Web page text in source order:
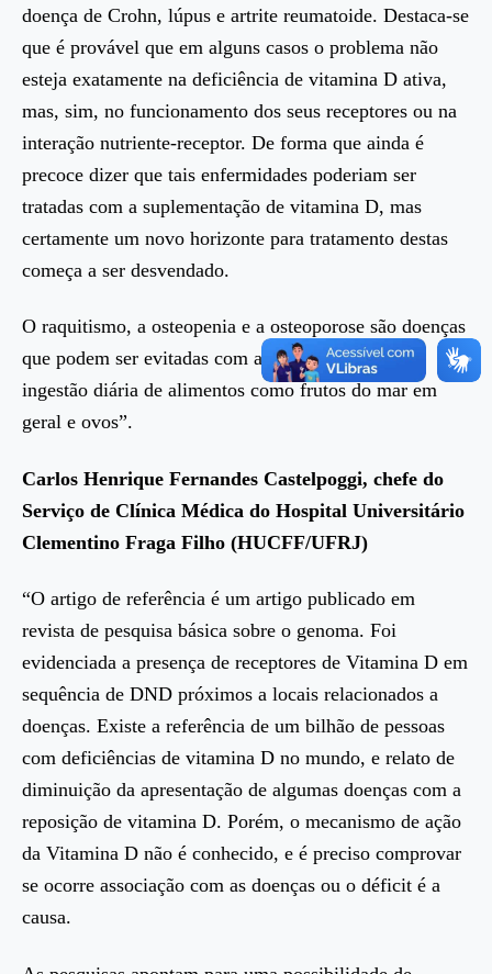
doença de Crohn, lúpus e artrite reumatoide. Destaca-se
que é provável que em alguns casos o problema não
esteja exatamente na deficiência de vitamina D ativa,
mas, sim, no funcionamento dos seus receptores ou na
interação nutriente-receptor. De forma que ainda é
precoce dizer que tais enfermidades poderiam ser
tratadas com a suplementação de vitamina D, mas
certamente um novo horizonte para tratamento destas
começa a ser desvendado.
O raquitismo, a osteopenia e a osteoporose são doenças
que podem ser evitadas com a irradiação solar e a
ingestão diária de alimentos como frutos do mar em
geral e ovos”.
Carlos Henrique Fernandes Castelpoggi, chefe do
Serviço de Clínica Médica do Hospital Universitário
Clementino Fraga Filho (HUCFF/UFRJ)
“O artigo de referência é um artigo publicado em
revista de pesquisa básica sobre o genoma. Foi
evidenciada a presença de receptores de Vitamina D em
sequência de DND próximos a locais relacionados a
doenças. Existe a referência de um bilhão de pessoas
com deficiências de vitamina D no mundo, e relato de
diminuição da apresentação de algumas doenças com a
reposição de vitamina D. Porém, o mecanismo de ação
da Vitamina D não é conhecido, e é preciso comprovar
se ocorre associação com as doenças ou o déficit é a
causa.